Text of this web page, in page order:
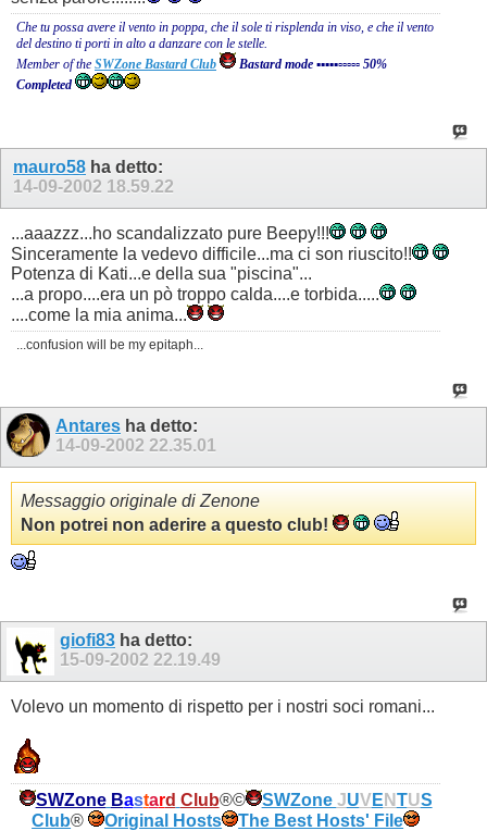
Che tu possa avere il vento in poppa, che il sole ti risplenda in viso, e che il vento
del destino ti porti in alto a danzare con le stelle.
Member of the SWZone Bastard Club
Bastard mode ▪▪▪▪▪▫▫▫▫▫ 50%
Completed
mauro58 ha detto:
14-09-2002 18.59.22
...aaazzz...ho scandalizzato pure Beepy!!!
Sinceramente la vedevo difficile...ma ci son riuscito!!
Potenza di Kati...e della sua "piscina"...
...a propo....era un pò troppo calda....e torbida.....
....come la mia anima...
...confusion will be my epitaph...
Antares ha detto:
14-09-2002 22.35.01
Messaggio originale di Zenone
Non potrei non aderire a questo club!
giofi83 ha detto:
15-09-2002 22.19.49
Volevo un momento di rispetto per i nostri soci romani...
SWZone Bastard Club®© SWZone JUVE NTUS
Club® Original Hosts The Best Hosts' File